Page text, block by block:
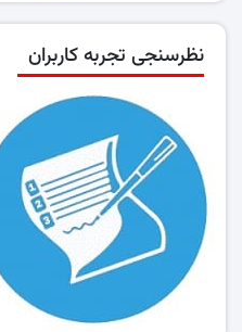
نظرسنجی تجربه کاربران